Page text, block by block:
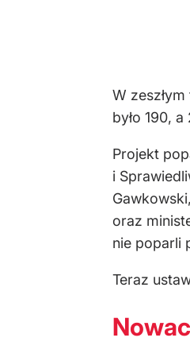
W
było 190,
Projekt
i
oraz
nie poparli
Teraz